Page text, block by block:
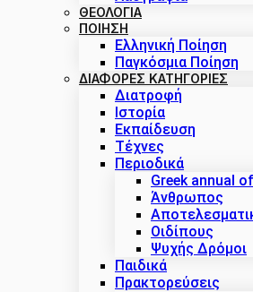
ΘΕΟΛΟΓΙΑ
ΠΟΙΗΣΗ
Ελληνική Ποίηση
Παγκόσμια Ποίηση
ΔΙΑΦΟΡΕΣ ΚΑΤΗΓΟΡΙΕΣ
Διατροφή
Ιστορία
Εκπαίδευση
Τέχνες
Περιοδικά
Greek annual
Άνθρωπος
Οιδίπους
Ψυχής Δρόμοι
Παιδικά
Πρακτoρεύσεις